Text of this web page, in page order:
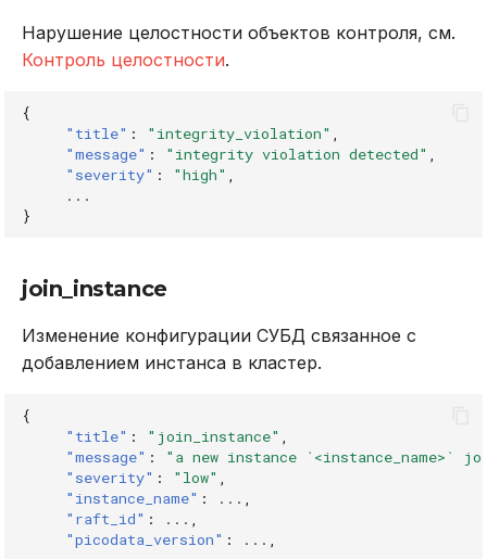
Нарушение целостности объектов контроля, см.
Контроль целостности.
{
"title" : "integrity_violation"
"message" : "integrity violation detected"
"severity" : "high"
...
}
join_instance
Изменение конфигурации СУБД связанное с
добавлением инстанса в кластер.
{
"title" : "join_instance"
"message" :
"a new instance `<instance_name>`
"severity" : "low"
"instance_name" : ...
"raft_id" : ...
"picodata_version" : ...